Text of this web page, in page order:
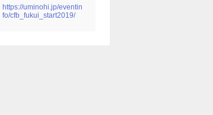
https://uminohi.jp/eventin
fo/cfb_fukui_start2019/